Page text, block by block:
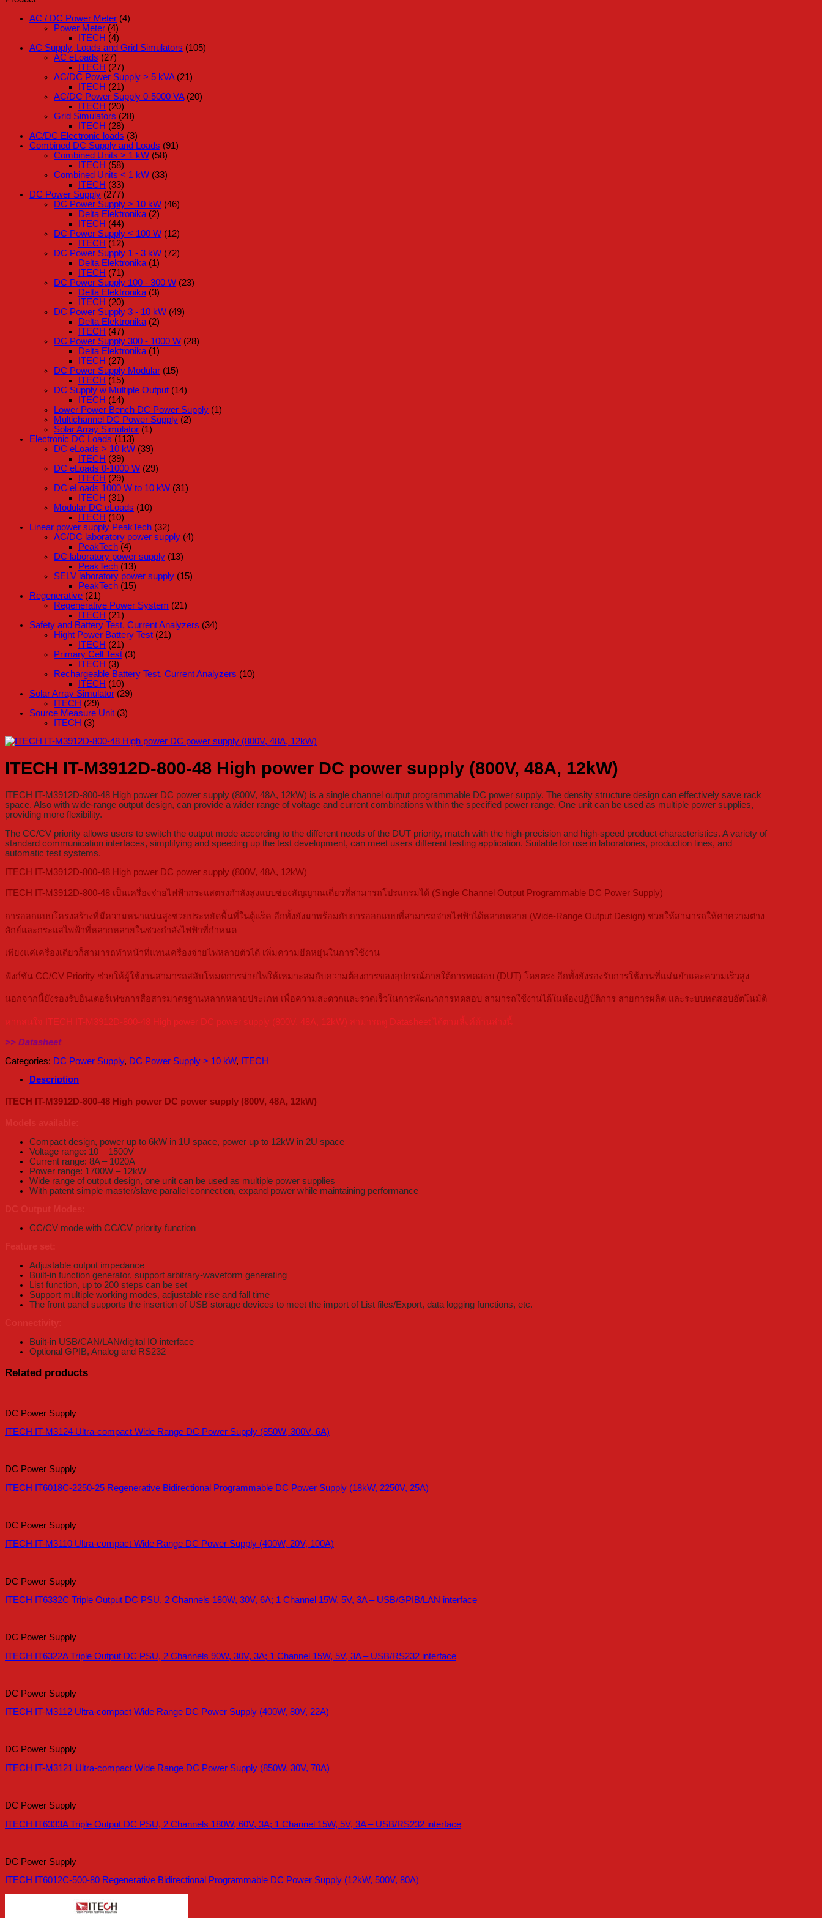
AC / DC Power Meter (4)
Power Meter (4)
ITECH (4)
AC Supply, Loads and Grid Simulators (105)
AC eLoads (27)
ITECH (27)
AC/DC Power Supply > 5 kVA (21)
ITECH (21)
AC/DC Power Supply 0-5000 VA (20)
ITECH (20)
Grid Simulators (28)
ITECH (28)
AC/DC Electronic loads (3)
Combined DC Supply and Loads (91)
Combined Units > 1 kW (58)
ITECH (58)
Combined Units < 1 kW (33)
ITECH (33)
DC Power Supply (277)
DC Power Supply > 10 kW (46)
Delta Elektronika (2)
ITECH (44)
DC Power Supply < 100 W (12)
ITECH (12)
DC Power Supply 1 - 3 kW (72)
Delta Elektronika (1)
ITECH (71)
DC Power Supply 100 - 300 W (23)
Delta Elektronika (3)
ITECH (20)
DC Power Supply 3 - 10 kW (49)
Delta Elektronika (2)
ITECH (47)
DC Power Supply 300 - 1000 W (28)
Delta Elektronika (1)
ITECH (27)
DC Power Supply Modular (15)
ITECH (15)
DC Supply w Multiple Output (14)
ITECH (14)
Lower Power Bench DC Power Supply (1)
Multichannel DC Power Supply (2)
Solar Array Simulator (1)
Electronic DC Loads (113)
DC eLoads > 10 kW (39)
ITECH (39)
DC eLoads 0-1000 W (29)
ITECH (29)
DC eLoads 1000 W to 10 kW (31)
ITECH (31)
Modular DC eLoads (10)
ITECH (10)
Linear power supply PeakTech (32)
AC/DC laboratory power supply (4)
PeakTech (4)
DC laboratory power supply (13)
PeakTech (13)
SELV laboratory power supply (15)
PeakTech (15)
Regenerative (21)
Regenerative Power System (21)
ITECH (21)
Safety and Battery Test, Current Analyzers (34)
Hight Power Battery Test (21)
ITECH (21)
Primary Cell Test (3)
ITECH (3)
Rechargeable Battery Test, Current Analyzers (10)
ITECH (10)
Solar Array Simulator (29)
ITECH (29)
Source Measure Unit (3)
ITECH (3)
ITECH IT-M3912D-800-48 High power DC power supply (800V, 48A, 12kW)
ITECH IT-M3912D-800-48 High power DC power supply (800V, 48A, 12kW) is a single channel output programmable DC power supply. The density structure design can effectively save rack
space. Also with wide-range output design, can provide a wider range of voltage and current combinations within the specified power range. One unit can be used as multiple power supplies,
providing more flexibility.
The CC/CV priority allows users to switch the output mode according to the different needs of the DUT priority, match with the high-precision and high-speed product characteristics. A variety of
standard communication interfaces, simplifying and speeding up the test development, can meet users different testing application. Suitable for use in laboratories, production lines, and
automatic test systems.
ITECH IT-M3912D-800-48 High power DC power supply (800V, 48A, 12kW)
ITECH IT-M3912D-800-48 เป็นเครื่องจ่ายไฟฟ้ากระแสตรงกำลังสูงแบบช่องสัญญาณเดี่ยวที่สามารถโปรแกรมได้ (Single Channel Output Programmable DC Power Supply)
การออกแบบโครงสร้างที่มีความหนาแน่นสูงช่วยประหยัดพื้นที่ในตู้แร็ค อีกทั้งยังมาพร้อมกับการออกแบบที่สามารถจ่ายไฟฟ้าได้หลากหลาย (Wide-Range Output Design) ช่วยให้สามารถให้ค่าความต่าง
ศักย์และกระแสไฟฟ้าที่หลากหลายในช่วงกำลังไฟฟ้าที่กำหนด
เพียงแค่เครื่องเดียวก็สามารถทำหน้าที่แทนเครื่องจ่ายไฟหลายตัวได้ เพิ่มความยืดหยุ่นในการใช้งาน
ฟังก์ชัน CC/CV Priority ช่วยให้ผู้ใช้งานสามารถสลับโหมดการจ่ายไฟให้เหมาะสมกับความต้องการของอุปกรณ์ภายใต้การทดสอบ (DUT) โดยตรง อีกทั้งยังรองรับการใช้งานที่แม่นยำและความเร็วสูง
นอกจากนี้ยังรองรับอินเตอร์เฟซการสื่อสารมาตรฐานหลากหลายประเภท เพื่อความสะดวกและรวดเร็วในการพัฒนาการทดสอบ สามารถใช้งานได้ในห้องปฏิบัติการ สายการผลิต และระบบทดสอบอัตโนมัติ
หากสนใจ ITECH IT-M3912D-800-48 High power DC power supply (800V, 48A, 12kW) สามารถดู Datasheet ได้ตามลิ้งค์ด้านล่างนี้
>> Datasheet
Categories: DC Power Supply, DC Power Supply > 10 kW, ITECH
Description
ITECH IT-M3912D-800-48 High power DC power supply (800V, 48A, 12kW)
Compact design, power up to 6kW in 1U space, power up to 12kW in 2U space
Voltage range: 10 – 1500V
Current range: 8A – 1020A
Power range: 1700W – 12kW
Wide range of output design, one unit can be used as multiple power supplies
With patent simple master/slave parallel connection, expand power while maintaining performance
CC/CV mode with CC/CV priority function
Adjustable output impedance
Built-in function generator, support arbitrary-waveform generating
List function, up to 200 steps can be set
Support multiple working modes, adjustable rise and fall time
The front panel supports the insertion of USB storage devices to meet the import of List files/Export, data logging functions, etc.
Built-in USB/CAN/LAN/digital IO interface
Optional GPIB, Analog and RS232
Related products
DC Power Supply
ITECH IT-M3124 Ultra-compact Wide Range DC Power Supply (850W, 300V, 6A)
DC Power Supply
ITECH IT6018C-2250-25 Regenerative Bidirectional Programmable DC Power Supply (18kW, 2250V, 25A)
DC Power Supply
ITECH IT-M3110 Ultra-compact Wide Range DC Power Supply (400W, 20V, 100A)
DC Power Supply
ITECH IT6332C Triple Output DC PSU, 2 Channels 180W, 30V, 6A; 1 Channel 15W, 5V, 3A – USB/GPIB/LAN interface
DC Power Supply
ITECH IT6322A Triple Output DC PSU, 2 Channels 90W, 30V, 3A; 1 Channel 15W, 5V, 3A – USB/RS232 interface
DC Power Supply
ITECH IT-M3112 Ultra-compact Wide Range DC Power Supply (400W, 80V, 22A)
DC Power Supply
ITECH IT-M3121 Ultra-compact Wide Range DC Power Supply (850W, 30V, 70A)
DC Power Supply
ITECH IT6333A Triple Output DC PSU, 2 Channels 180W, 60V, 3A; 1 Channel 15W, 5V, 3A – USB/RS232 interface
DC Power Supply
ITECH IT6012C-500-80 Regenerative Bidirectional Programmable DC Power Supply (12kW, 500V, 80A)